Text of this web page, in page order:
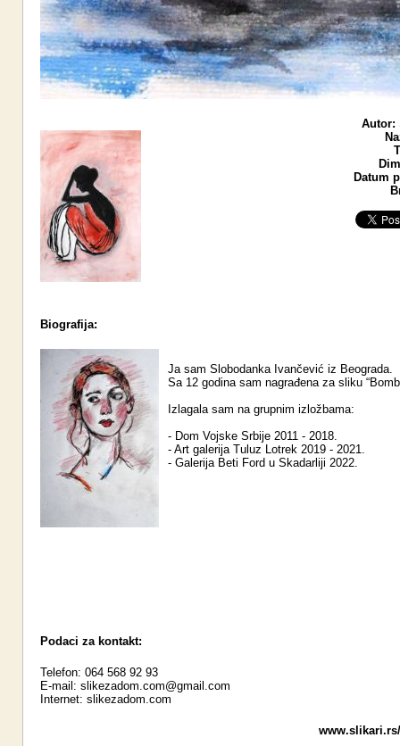
Autor:
Datum
Biografija:
Ja sam Slobodanka Ivančević iz Beograda.
Sa 12 godina sam nagrađena za sliku
Izlagala sam na grupnim izložbama:
- Dom Vojske Srbije 2011 - 2018.
- Art galerija Tuluz Lotrek 2019 - 2021.
- Galerija Beti Ford u Skadarliji 2022.
Podaci za kontakt:
Telefon: 064 568 92 93
E-mail: slikezadom.com@gmail.com
Internet: slikezadom.com